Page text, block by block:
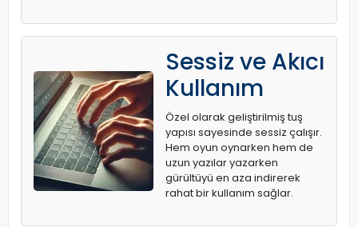
Sessiz ve Akıcı
Kullanım
Özel olarak geliştirilmiş tuş
yapısı sayesinde sessiz çalışır.
Hem oyun oynarken hem de
uzun yazılar yazarken
gürültüyü en aza indirerek
rahat bir kullanım sağlar.